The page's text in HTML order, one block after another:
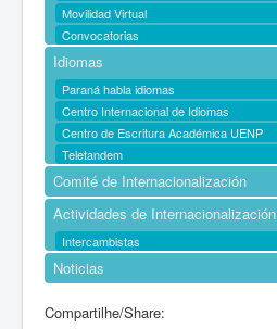
Movilidad Virtual
Convocatorias
Idiomas
Paraná habla idiomas
Centro Internacional de Idiomas
Centro de Escritura Académica UENP
Teletandem
Comité de Internacionalización
Actividades de Internacionalización
Intercambistas
Noticias
Compartilhe/Share: